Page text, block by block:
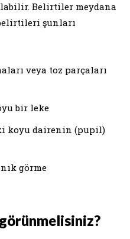
Belirtiler meydana
şunları
veya toz parçaları
bir leke
koyu dairenin (pupil)
görme